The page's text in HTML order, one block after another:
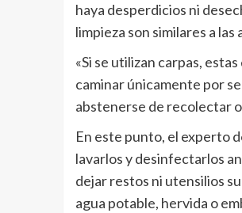
haya desperdicios ni
limpieza son similares a
«Si se utilizan carpas,
caminar únicamente por
abstenerse de recolectar
En este punto, el experto
lavarlos y desinfectarlos
dejar restos ni utensilios
agua potable, hervida o